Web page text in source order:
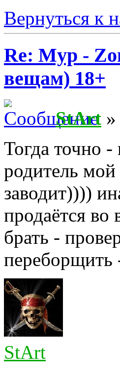
Вернуться к
Re: Myp -
вещам) 18+
StArt
Тогда точно
родитель
заводит))))
продаётся во
брать -
переборщить
StArt